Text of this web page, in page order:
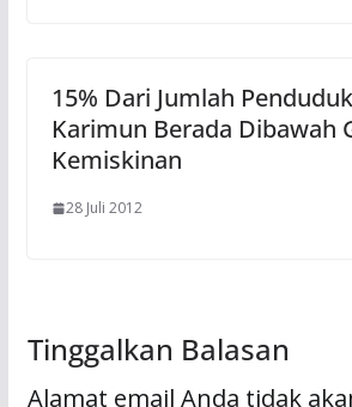
15% Dari Jumlah
Karimun Berada Dibawah
Kemiskinan
28 Juli 2012
Tinggalkan Balasan
Alamat email Anda tidak